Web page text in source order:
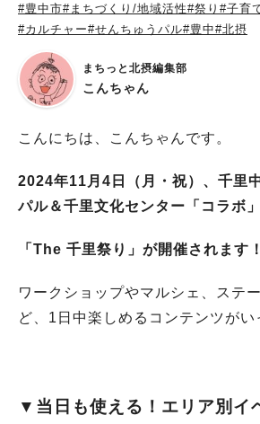
#豊中市#まちづくり/地域活性#祭り #子育
#カルチャー#せんちゅうパル#豊中#北摂
まちっと北摂編集部
こんちゃん
こんにちは、こんちゃんです。
2024年11月4日（月・祝）、千里
パル＆千里文化センター「コラボ
「The 千里祭り」が開催されます！
ワークショップやマルシェ、ステ
ど、1日中楽しめるコンテンツがい
▼当日も使える！エリア別イ